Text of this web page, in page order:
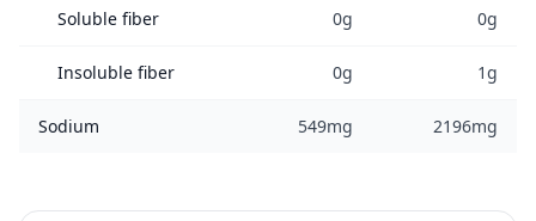
Soluble fiber 0g 0g
Insoluble fiber 0g 1g
Sodium 549mg 2196mg